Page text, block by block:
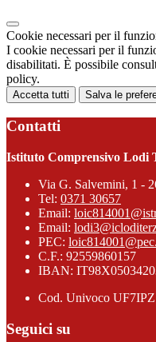
Cookie necessari per il
I cookie necessari per il
disabilitati. È possibile
policy.
Accetta tutti Salva le
Contatti
Istituto Comprensivo Lodi
Via G. Salvemini, 1 -
Tel: 0371 30657
Email:
Email:
PEC:
C.F.: 92559860157
IBAN:
Cod. Univoco UF7IPZ
Seguici su